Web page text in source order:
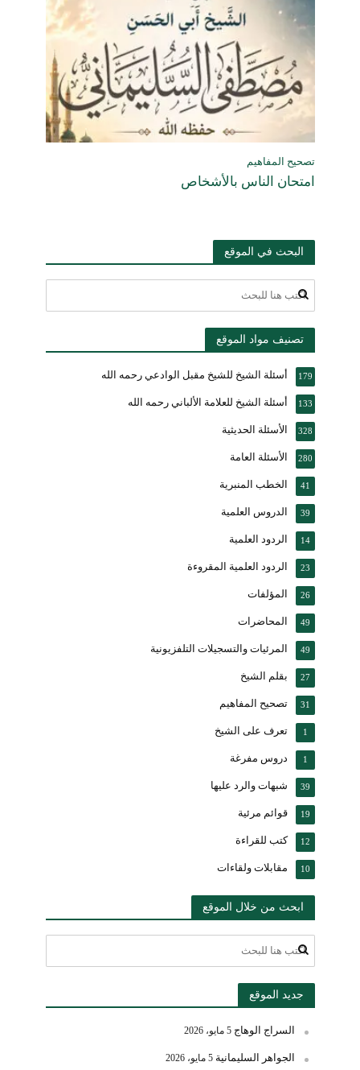
تصحيح المفاهيم
امتحان الناس بالأشخاص
البحث في الموقع
تصنيف مواد الموقع
أسئلة الشيخ للشيخ مقبل الوادعي رحمه الله 179
أسئلة الشيخ للعلامة الألباني رحمه الله 133
الأسئلة الحديثية 328
الأسئلة العامة 280
الخطب المنبرية 41
الدروس العلمية 39
الردود العلمية 14
الردود العلمية المقروءة 23
المؤلفات 26
المحاضرات 49
المرئيات والتسجيلات التلفزيونية 49
بقلم الشيخ 27
تصحيح المفاهيم 31
تعرف على الشيخ 1
دروس مفرغة 1
شبهات والرد عليها 39
قوائم مرئية 19
كتب للقراءة 12
مقابلات ولقاءات 10
ابحث من خلال الموقع
جديد الموقع
السراج الوهاج 5 مايو، 2026
الجواهر السليمانية 5 مايو، 2026